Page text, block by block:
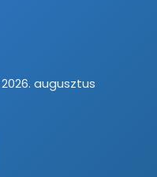
augusztus